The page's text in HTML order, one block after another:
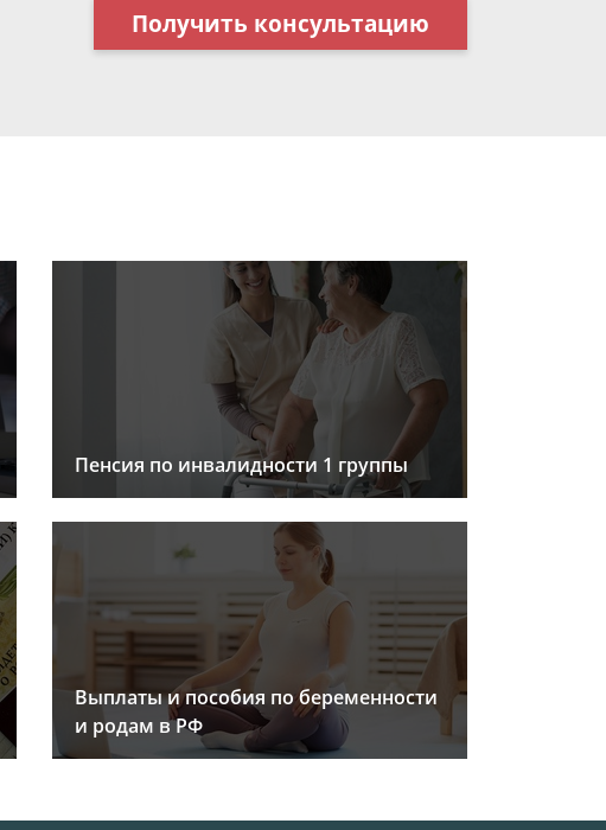
Получить консультацию
Пенсия по инвалидности 1 группы
Выплаты и пособия по беременности
и родам в РФ